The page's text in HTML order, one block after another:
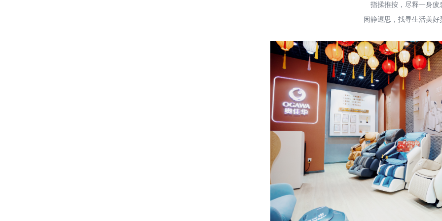
指揉推按，尽释一身疲
闲静遐思，找寻生活美好